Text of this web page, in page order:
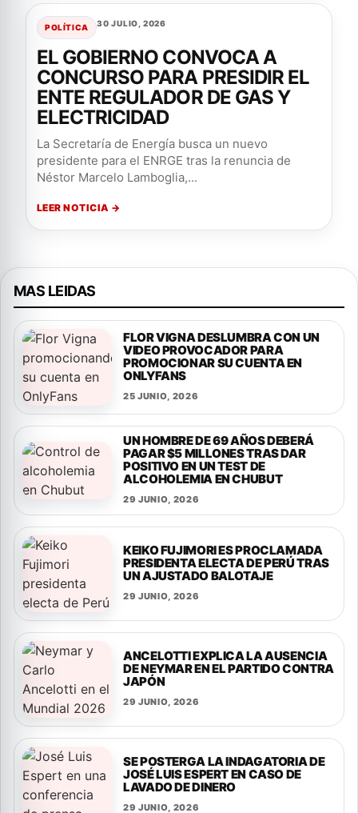
POLÍTICA 30 JULIO, 2026
EL GOBIERNO CONVOCA A
CONCURSO PARA PRESIDIR EL
ENTE REGULADOR DE GAS Y
ELECTRICIDAD
La Secretaría de Energía busca un nuevo
presidente para el ENRGE tras la renuncia de
Néstor Marcelo Lamboglia,...
LEER NOTICIA →
MAS LEIDAS
FLOR VIGNA DESLUMBRA CON UN
VIDEO PROVOCADOR PARA
PROMOCIONAR SU CUENTA EN
ONLYFANS
25 JUNIO, 2026
UN HOMBRE DE 69 AÑOS DEBERÁ
PAGAR $5 MILLONES TRAS DAR
POSITIVO EN UN TEST DE
ALCOHOLEMIA EN CHUBUT
29 JUNIO, 2026
KEIKO FUJIMORI ES PROCLAMADA
PRESIDENTA ELECTA DE PERÚ TRAS
UN AJUSTADO BALOTAJE
29 JUNIO, 2026
ANCELOTTI EXPLICA LA AUSENCIA
DE NEYMAR EN EL PARTIDO CONTRA
JAPÓN
29 JUNIO, 2026
SE POSTERGA LA INDAGATORIA DE
JOSÉ LUIS ESPERT EN CASO DE
LAVADO DE DINERO
29 JUNIO, 2026